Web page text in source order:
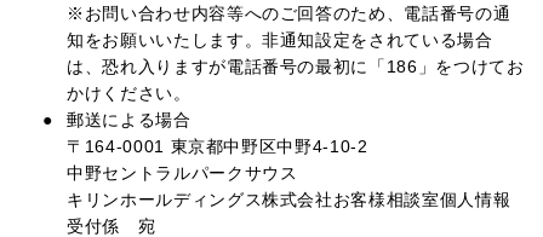
※お問い合わせ内容等へのご回答のため、電話番号の通
知をお願いいたします。非通知設定をされている場合
は、恐れ入りますが電話番号の最初に「186」をつけてお
かけください。
郵送による場合
〒164-0001 東京都中野区中野4-10-2
中野セントラルパークサウス
キリンホールディングス株式会社お客様相談室個人情報
受付係 宛